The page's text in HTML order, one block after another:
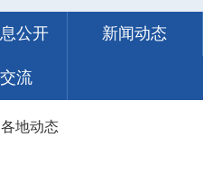
公开 新闻动态
流
各地动态